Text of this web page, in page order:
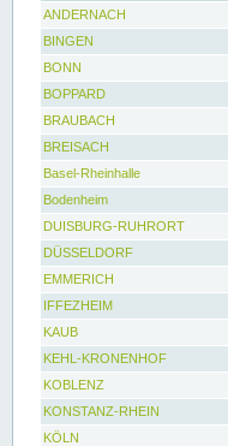
ANDERNACH
BINGEN
BONN
BOPPARD
BRAUBACH
BREISACH
Basel-Rheinhalle
Bodenheim
DUISBURG-RUHRORT
DÜSSELDORF
EMMERICH
IFFEZHEIM
KAUB
KEHL-KRONENHOF
KOBLENZ
KONSTANZ-RHEIN
KÖLN